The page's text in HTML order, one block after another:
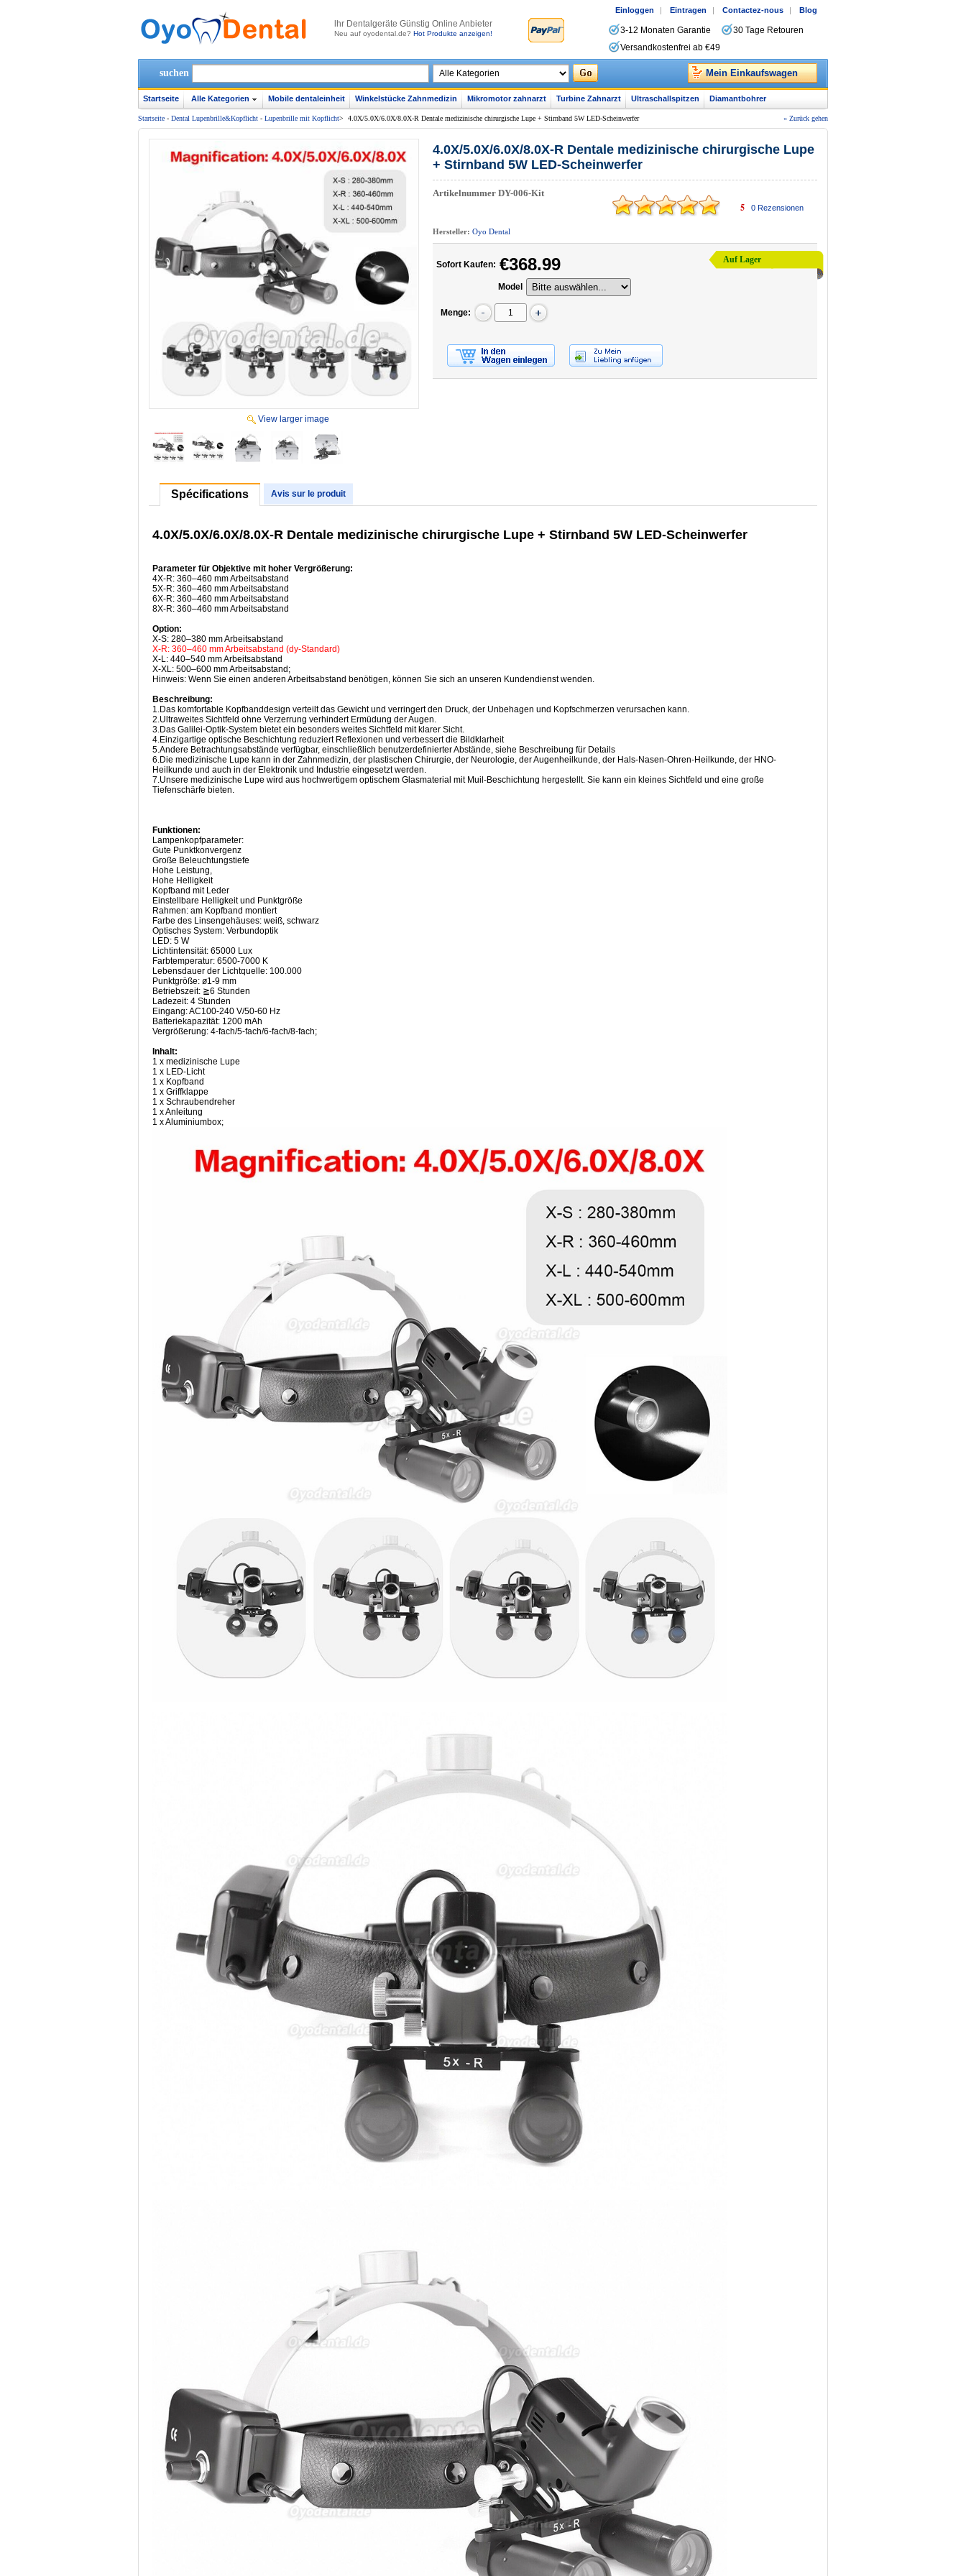
lhr Dentalgeräte Günstig Online Anbieter
Neu auf oyodental.de? Hot Produkte anzeigen!
Einloggen | Eintragen | Contactez-nous | Blog
3-12 Monaten Garantie
30 Tage Retouren
Versandkostenfrei ab €49
suchen Mein Einkaufswagen
Startseite Alle Kategorien Mobile dentaleinheit Winkelstücke Zahnmedizin Mikromotor zahnarzt Turbine Zahnarzt Ultraschallspitzen Diamantbohrer
Startseite - Dental Lupenbrille&Kopflicht - Lupenbrille mit Kopflicht> 4.0X/5.0X/6.0X/8.0X-R Dentale medizinische chirurgische Lupe + Stirnband 5W LED-Scheinwerfer « Zurück gehen
View larger image
4.0X/5.0X/6.0X/8.0X-R Dentale medizinische chirurgische Lupe
+ Stirnband 5W LED-Scheinwerfer
Artikelnummer DY-006-Kit
5 0Rezensionen
Hersteller: Oyo Dental
Auf Lager
Sofort Kaufen: €368.99
Model
Menge:
Spécifications Avis sur le produit
4.0X/5.0X/6.0X/8.0X-R Dentale medizinische chirurgische Lupe + Stirnband 5W LED-Scheinwerfer
Parameter für Objektive mit hoher Vergrößerung:
4X-R: 360–460 mm Arbeitsabstand
5X-R: 360–460 mm Arbeitsabstand
6X-R: 360–460 mm Arbeitsabstand
8X-R: 360–460 mm Arbeitsabstand
Option:
X-S: 280–380 mm Arbeitsabstand
X-R: 360–460 mm Arbeitsabstand (dy-Standard)
X-L: 440–540 mm Arbeitsabstand
X-XL: 500–600 mm Arbeitsabstand;
Hinweis: Wenn Sie einen anderen Arbeitsabstand benötigen, können Sie sich an unseren Kundendienst wenden.
Beschreibung:
1.Das komfortable Kopfbanddesign verteilt das Gewicht und verringert den Druck, der Unbehagen und Kopfschmerzen verursachen kann.
2.Ultraweites Sichtfeld ohne Verzerrung verhindert Ermüdung der Augen.
3.Das Galilei-Optik-System bietet ein besonders weites Sichtfeld mit klarer Sicht.
4.Einzigartige optische Beschichtung reduziert Reflexionen und verbessert die Bildklarheit
5.Andere Betrachtungsabstände verfügbar, einschließlich benutzerdefinierter Abstände, siehe Beschreibung für Details
6.Die medizinische Lupe kann in der Zahnmedizin, der plastischen Chirurgie, der Neurologie, der Augenheilkunde, der Hals-Nasen-Ohren-Heilkunde, der HNO-
Heilkunde und auch in der Elektronik und Industrie eingesetzt werden.
7.Unsere medizinische Lupe wird aus hochwertigem optischem Glasmaterial mit Muil-Beschichtung hergestellt. Sie kann ein kleines Sichtfeld und eine große
Tiefenschärfe bieten.
Funktionen:
Lampenkopfparameter:
Gute Punktkonvergenz
Große Beleuchtungstiefe
Hohe Leistung,
Hohe Helligkeit
Kopfband mit Leder
Einstellbare Helligkeit und Punktgröße
Rahmen: am Kopfband montiert
Farbe des Linsengehäuses: weiß, schwarz
Optisches System: Verbundoptik
LED: 5 W
Lichtintensität: 65000 Lux
Farbtemperatur: 6500-7000 K
Lebensdauer der Lichtquelle: 100.000
Punktgröße: ø1-9 mm
Betriebszeit: ≧6 Stunden
Ladezeit: 4 Stunden
Eingang: AC100-240 V/50-60 Hz
Batteriekapazität: 1200 mAh
Vergrößerung: 4-fach/5-fach/6-fach/8-fach;
Inhalt:
1 x medizinische Lupe
1 x LED-Licht
1 x Kopfband
1 x Griffklappe
1 x Schraubendreher
1 x Anleitung
1 x Aluminiumbox;